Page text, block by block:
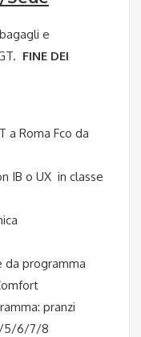
e
FINE DEI
a Roma Fco da
IB o UX in classe
da programma
pranzi
5/6/7/8